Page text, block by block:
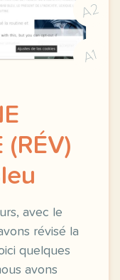
A2
A1
(RÉV)
avec le
révisé la
quelques
avons